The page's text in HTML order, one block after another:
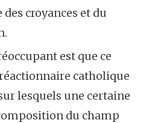
croyances et du
est que ce
catholique
lesquels une certaine
du champ